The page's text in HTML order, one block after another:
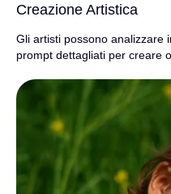
Creazione Artistica
Gli artisti possono analizzare
prompt dettagliati per creare